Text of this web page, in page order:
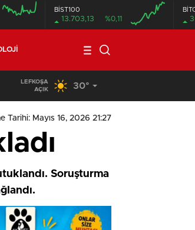
BİST100
13.703,13 %0,11
yasama gündemiyle yeniden toplanıyor
LEFKOŞA
AÇIK
30°
Tarihi: Mayıs 16, 2026 21:27
Soruşturma